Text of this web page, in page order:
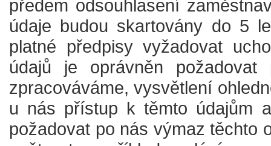
předem odsouhlasení
údaje budou skartovány do 5
platné předpisy vyžadovat
údajů je oprávněn
zpracováváme, vysvětlení
u nás přístup k těmto údajům
požadovat po nás výmaz těchto